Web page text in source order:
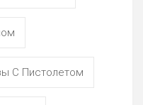
С Пистолетом